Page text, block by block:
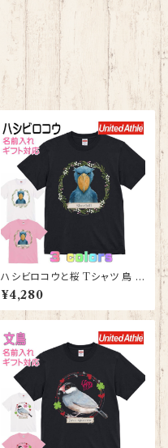
ハシビロコウと桜 Tシャツ 鳥 グ
ッズ 雑貨 レディース メンズ 【型
番 T-10012】はじびろこう プレ
ゼント ギフト
¥4,280